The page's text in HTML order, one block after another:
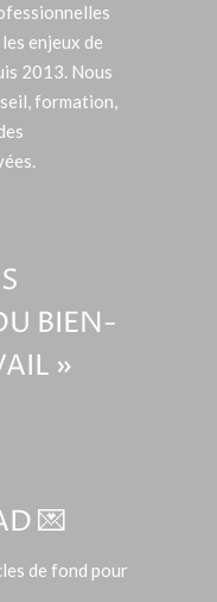
enjeux de
2013. Nous
formation,
BIEN-
»
💌
de fond pour